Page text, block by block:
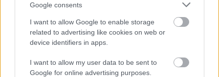
Google consents
I want to allow Google to enable storage
related to advertising like cookies on web or
device identifiers in apps.
I want to allow my user data to be sent to
Google for online advertising purposes.